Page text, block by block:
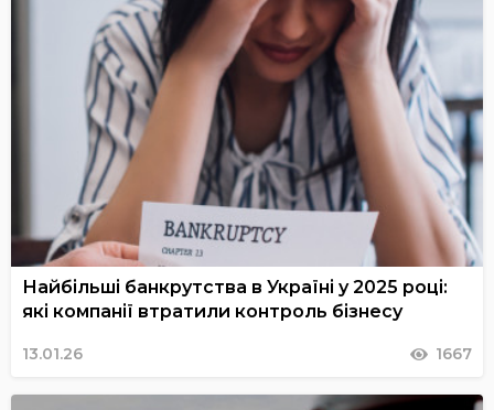
Найбільші банкрутства в Україні у 2025 році:
які компанії втратили контроль бізнесу
13.01.26 1667